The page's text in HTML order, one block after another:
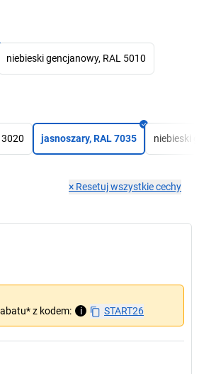
niebieski gencjanowy, RAL 5010
jasnoszary, RAL 7035 niebieski
× Resetuj wszystkie cechy
z kodem:
i START26